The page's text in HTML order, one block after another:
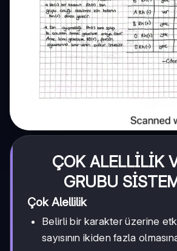
ÇOK ALELLİLİK
GRUBU
Çok Alellilik
Belirli bir karakter üzerine
sayısının ikiden fazla